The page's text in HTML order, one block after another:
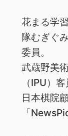
花まる学
隊むぎぐ
委員。
武蔵野美
（IPU）客
日本棋院
「